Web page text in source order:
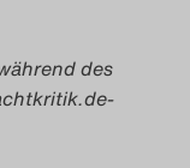
Blog
des